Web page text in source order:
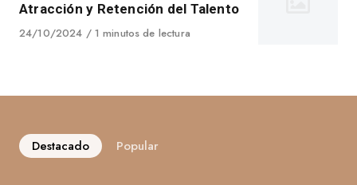
Atracción y Retención del Talento
Published
24/10/2024 1 minutos de lectura
Destacado Popular